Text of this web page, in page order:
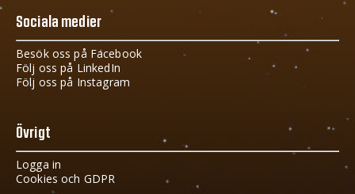
Sociala medier
Besök oss på Facebook
Följ oss på LinkedIn
Följ oss på Instagram
Övrigt
Logga in
Cookies och GDPR